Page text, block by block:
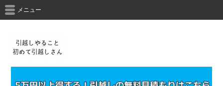
メニュー